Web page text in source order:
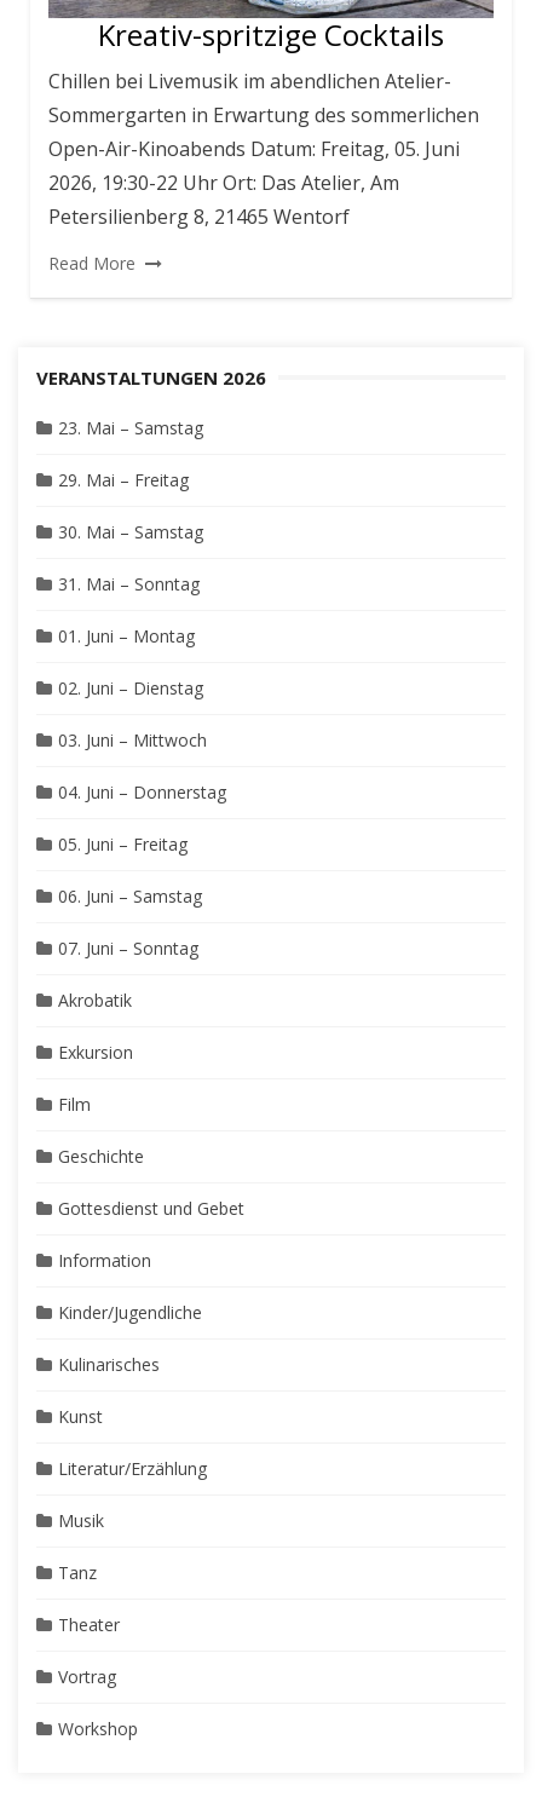
Kreativ-spritzige Cocktails
Chillen bei Livemusik im abendlichen Atelier-
Sommergarten in Erwartung des sommerlichen
Open-Air-Kinoabends Datum: Freitag, 05. Juni
2026, 19:30-22 Uhr Ort: Das Atelier, Am
Petersilienberg 8, 21465 Wentorf
Read More
VERANSTALTUNGEN 2026
23. Mai – Samstag
29. Mai – Freitag
30. Mai – Samstag
31. Mai – Sonntag
01. Juni – Montag
02. Juni – Dienstag
03. Juni – Mittwoch
04. Juni – Donnerstag
05. Juni – Freitag
06. Juni – Samstag
07. Juni – Sonntag
Akrobatik
Exkursion
Film
Geschichte
Gottesdienst und Gebet
Information
Kinder/Jugendliche
Kulinarisches
Kunst
Literatur/Erzählung
Musik
Tanz
Theater
Vortrag
Workshop